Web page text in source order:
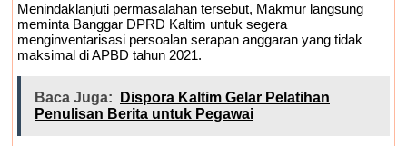
Menindaklanjuti permasalahan tersebut, Makmur langsung
meminta Banggar DPRD Kaltim untuk segera
menginventarisasi persoalan serapan anggaran yang tidak
maksimal di APBD tahun 2021.
Baca Juga:
Dispora Kaltim Gelar Pelatihan
Penulisan Berita untuk Pegawai